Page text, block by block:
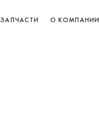
ЗАПЧАСТИ О КОМПАНИИ